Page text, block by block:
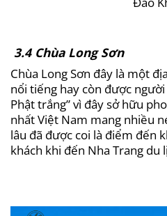
3.4 Chùa Long Sơn
Chùa Long Sơn đây là một
nổi tiếng hay còn được
Phật trắng” vì đây sở hữu
nhất Việt Nam mang nhiều
lâu đã được coi là điểm đến
khách khi đến Nha Trang du